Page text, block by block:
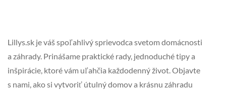
Lillys.sk je váš spoľahlivý sprievodca svetom domácnosti
a záhrady. Prinášame praktické rady, jednoduché tipy a
inšpirácie, ktoré vám uľahčia každodenný život. Objavte
s nami, ako si vytvoriť útulný domov a krásnu záhradu